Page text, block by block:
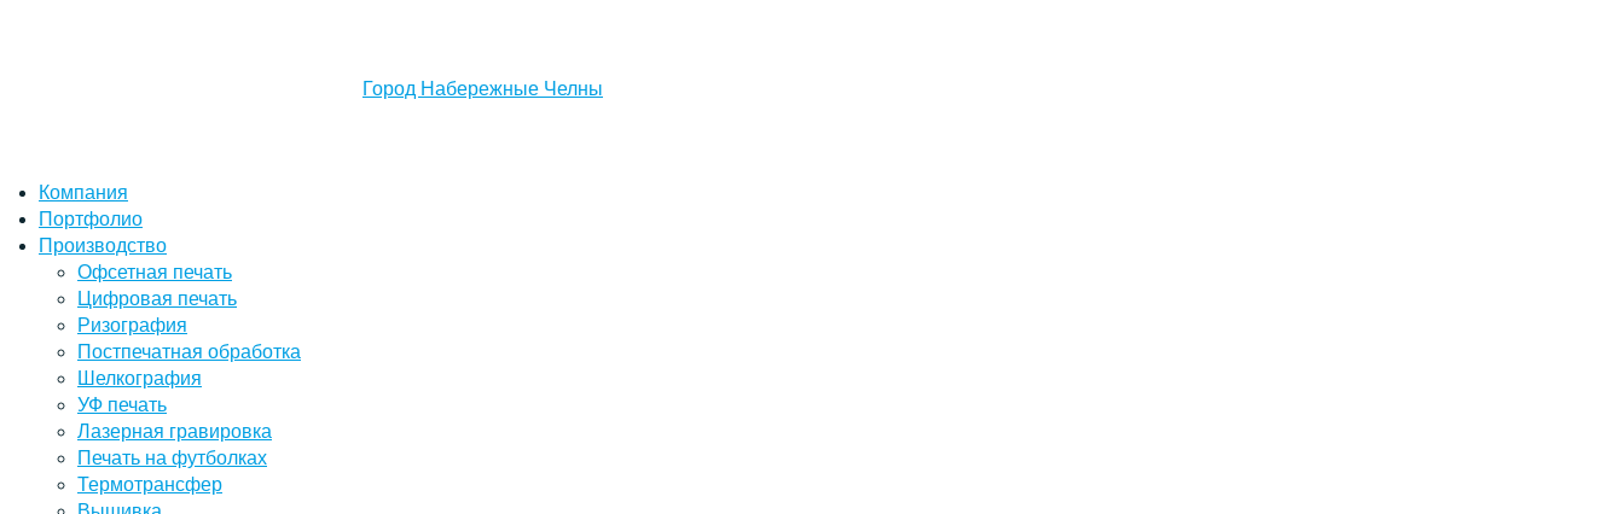
Город Набережные Челны
Компания
Портфолио
Производство
Офсетная печать
Цифровая печать
Ризография
Постпечатная обработка
Шелкография
УФ печать
Лазерная гравировка
Печать на футболках
Термотрансфер